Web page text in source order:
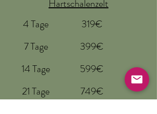
Hartschalenzelt
319€
4 Tage
399€
7 Tage
599€
14 Tage
749€
21 Tage